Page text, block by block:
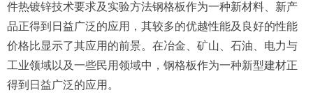
件热镀锌技术要求及实验方法钢格板作为一种新材料、新产
品正得到日益广泛的应用，其较多的优越性能及良好的性能
价格比显示了其应用的前景。在冶金、矿山、石油、电力与
工业领域以及一些民用领域中，钢格板作为一种新型建材正
得到日益广泛的应用。